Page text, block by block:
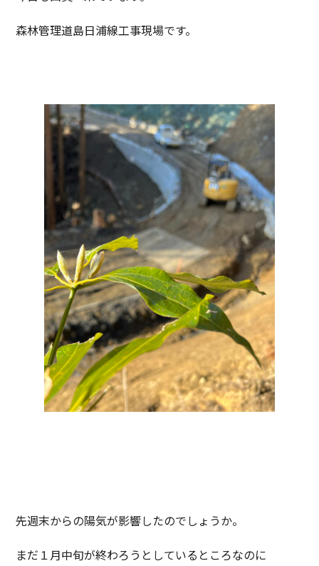
森林管理道島日浦線工事現場です。
先週末からの陽気が影響したのでしょうか。
まだ１月中旬が終わろうとしているところなのに